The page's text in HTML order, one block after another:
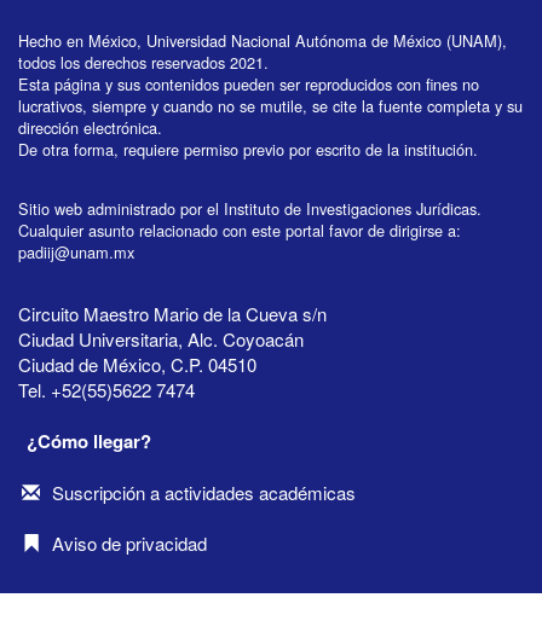
Hecho en México, Universidad Nacional Autónoma de México (UNAM),
todos los derechos reservados 2021.
Esta página y sus contenidos pueden ser reproducidos con fines no
lucrativos, siempre y cuando no se mutile, se cite la fuente completa y su
dirección electrónica.
De otra forma, requiere permiso previo por escrito de la institución.
Sitio web administrado por el Instituto de Investigaciones Jurídicas.
Cualquier asunto relacionado con este portal favor de dirigirse a:
padiij@unam.mx
Circuito Maestro Mario de la Cueva s/n
Ciudad Universitaria, Alc. Coyoacán
Ciudad de México, C.P. 04510
Tel. +52(55)5622 7474
¿Cómo llegar?
Suscripción a actividades académicas
Aviso de privacidad